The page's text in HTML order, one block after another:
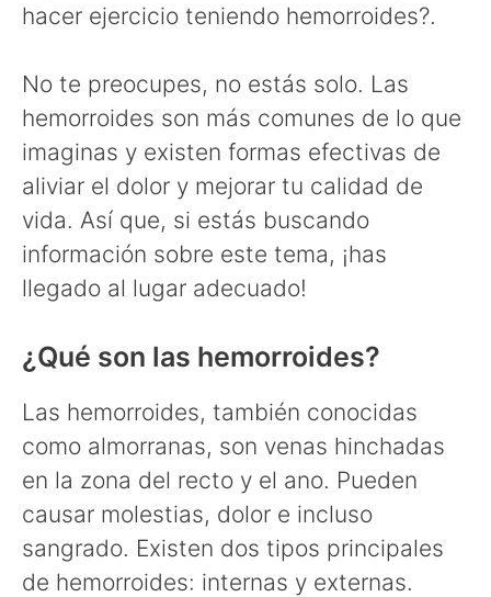
hacer ejercicio teniendo hemorroides?.
No te preocupes, no estás solo. Las
hemorroides son más comunes de lo que
imaginas y existen formas efectivas de
aliviar el dolor y mejorar tu calidad de
vida. Así que, si estás buscando
información sobre este tema, ¡has
llegado al lugar adecuado!
¿Qué son las hemorroides?
Las hemorroides, también conocidas
como almorranas, son venas hinchadas
en la zona del recto y el ano. Pueden
causar molestias, dolor e incluso
sangrado. Existen dos tipos principales
de hemorroides: internas y externas.